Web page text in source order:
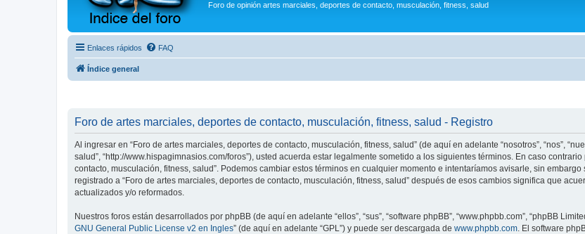
Foro de opinión artes marciales, deportes de contacto, musculación, fitness, salud
Enlaces rápidos FAQ
Índice general
Foro de artes marciales, deportes de contacto, musculación, fitness, salud - Registro
Al ingresar en “Foro de artes marciales, deportes de contacto, musculación, fitness, salud” (de aquí en adelante “nosotros”, “nos”,
salud”, “http://www.hispagimnasios.com/foros”), usted acuerda estar legalmente sometido a los siguientes términos. En caso
contacto, musculación, fitness, salud”. Podemos cambiar estos términos en cualquier momento e intentaríamos avisarle, sin
registrado a “Foro de artes marciales, deportes de contacto, musculación, fitness, salud” después de esos cambios significa que
actualizados y/o reformados.
Nuestros foros están desarrollados por phpBB (de aquí en adelante “ellos”, “sus”, “software phpBB”, “www.phpbb.com”, “phpBB
GNU General Public License v2 en Ingles” (de aquí en adelante “GPL”) y puede ser descargada de www.phpbb.com . El software